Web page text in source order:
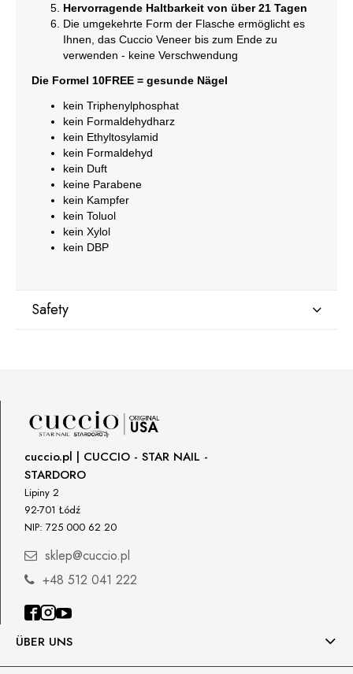
Hervorragende Haltbarkeit von über 21 Tagen
Die umgekehrte Form der Flasche ermöglicht es
Ihnen, das Cuccio Veneer bis zum Ende zu
verwenden - keine Verschwendung
Die Formel 10FREE = gesunde Nägel
kein Triphenylphosphat
kein Formaldehydharz
kein Ethyltosylamid
kein Formaldehyd
kein Duft
keine Parabene
kein Kampfer
kein Toluol
kein Xylol
kein DBP
Safety
29120 Avenue Paine, Stany Zjednoczone
lcenteno@cuccio.com
800 762 6245
Responsible person in the EU
Petar Bangeev
Chakalitsa 2A
+359887430661
Importer
P.H. NEXT Maciej Wojnarowski
ÜBER UNS
cuccio.pl | CUCCIO - STAR NAIL -
STARDORO
Lipiny 2
92-701 Łódź
NIP: 725 000 62 20
sklep@cuccio.pl
+48 512 041 222